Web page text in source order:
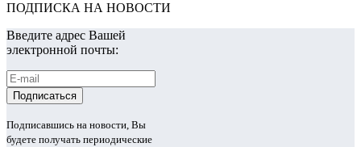
ПОДПИСКА НА НОВОСТИ
Введите адрес Вашей
электронной почты:
Подписавшись на новости, Вы
будете получать периодические